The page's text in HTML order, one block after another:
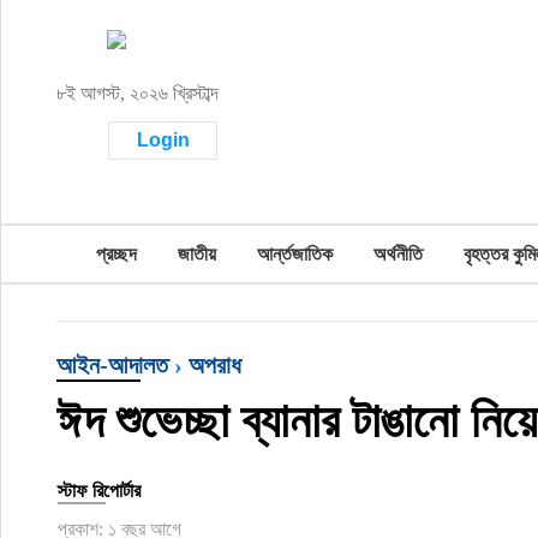
৮ই আগস্ট, ২০২৬ খ্রিস্টাব্দ
Login
বৃহত্তর নোয়াখালী
বিভাগীয় জমিন
রাজনীতি
প্রচ্ছদ জাতীয় আর্ন্তজাতিক অর্থনীতি বৃহত্তর
আইন-আদালত›অপরাধ
ঈদ শুভেচ্ছা ব্যানার টাঙানো
স্টাফ রিপোর্টার
প্রকাশ: ১ বছর আগে